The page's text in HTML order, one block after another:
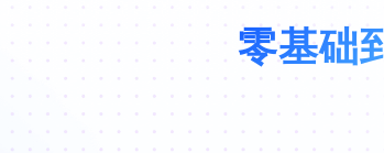
零基础